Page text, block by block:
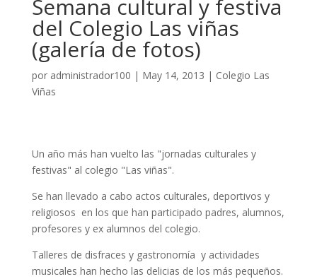
Semana cultural y festiva
del Colegio Las viñas
(galería de fotos)
por administrador100 | May 14, 2013 | Colegio Las
Viñas
Un año más han vuelto las "jornadas culturales y
festivas" al colegio "Las viñas".
Se han llevado a cabo actos culturales, deportivos y
religiosos en los que han participado padres, alumnos,
profesores y ex alumnos del colegio.
Talleres de disfraces y gastronomía y actividades
musicales han hecho las delicias de los más pequeños.